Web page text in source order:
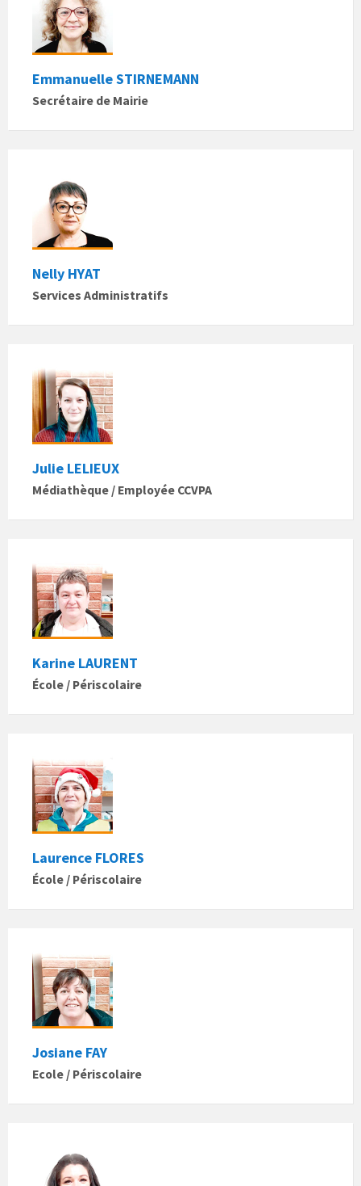
Emmanuelle STIRNEMANN
Secrétaire de Mairie
Nelly HYAT
Services Administratifs
Julie LELIEUX
Médiathèque / Employée CCVPA
Karine LAURENT
École / Périscolaire
Laurence FLORES
École / Périscolaire
Josiane FAY
Ecole / Périscolaire